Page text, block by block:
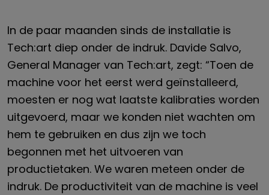
In de paar maanden sinds de installatie is
Tech:art diep onder de indruk. Davide Salvo,
General Manager van Tech:art, zegt: “Toen de
machine voor het eerst werd geïnstalleerd,
moesten er nog wat laatste kalibraties worden
uitgevoerd, maar we konden niet wachten om
hem te gebruiken en dus zijn we toch
begonnen met het uitvoeren van
productietaken. We waren meteen onder de
indruk. De productiviteit van de machine is veel